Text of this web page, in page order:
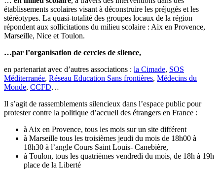
établissements scolaires visant à déconstruire les préjugés et les
stéréotypes. La quasi-totalité des groupes locaux de la région
répondent aux sollicitations du milieu scolaire : Aix en Provence,
Marseille, Nice et Toulon.
…par l’organisation de cercles de silence,
en partenariat avec d’autres associations : la Cimade, SOS
Méditerranée, Réseau Education Sans frontières, Médecins du
Monde, CCFD…
Il s’agit de rassemblements silencieux dans l’espace public pour
protester contre la politique d’accueil des étrangers en France :
à Aix en Provence, tous les mois sur un site différent
à Marseille tous les troisièmes jeudi du mois de 18h00 à
18h30 à l’angle Cours Saint Louis- Canebière,
à Toulon, tous les quatrièmes vendredi du mois, de 18h à 19h
place de la Liberté